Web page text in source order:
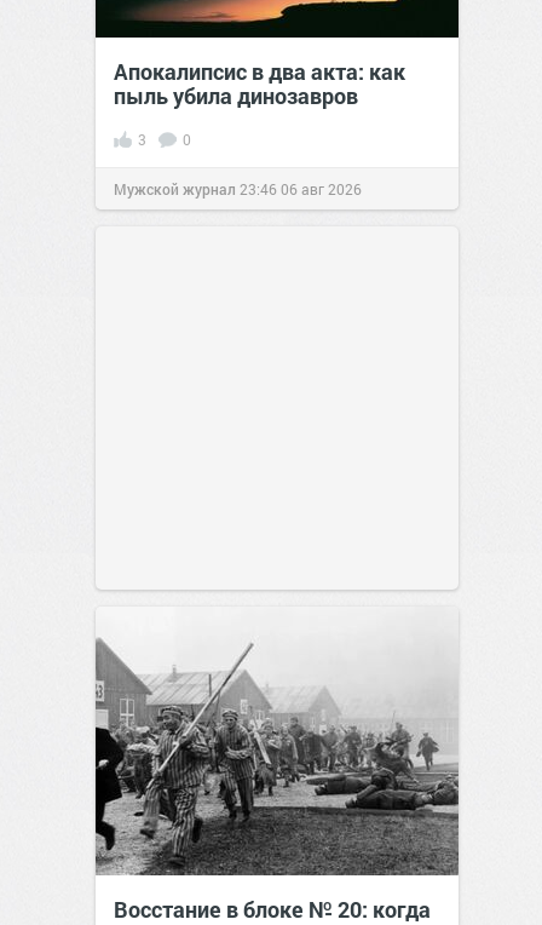
Апокалипсис в два акта: как
пыль убила динозавров
3 0
Мужской журнал 23:4606 авг 2026
Восстание в блоке № 20: когда